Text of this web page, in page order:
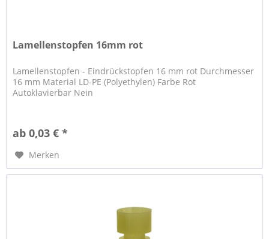
Lamellenstopfen 16mm rot
Lamellenstopfen - Eindrückstopfen 16 mm rot Durchmesser
16 mm Material LD-PE (Polyethylen) Farbe Rot
Autoklavierbar Nein
ab 0,03 € *
Merken